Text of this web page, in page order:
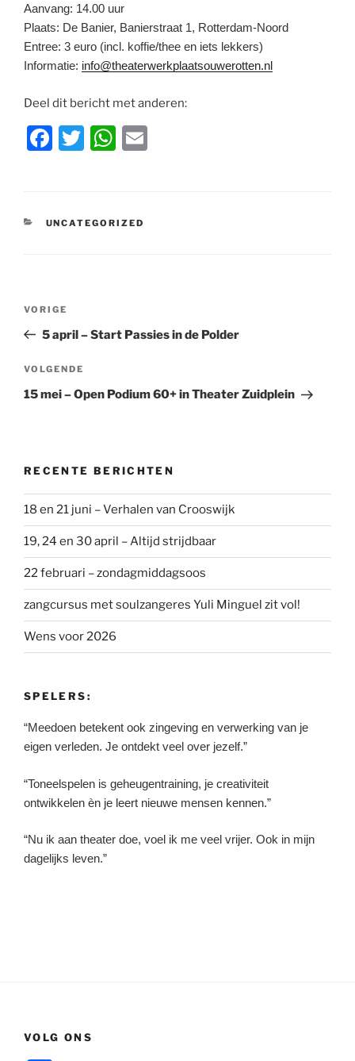
Aanvang: 14.00 uur
Plaats: De Banier, Banierstraat 1, Rotterdam-Noord
Entree: 3 euro (incl. koffie/thee en iets lekkers)
Informatie: info@theaterwerkplaatsouwerotten.nl
Deel dit bericht met anderen:
F
e
k
T
er
W
s
CATEGORIEËN
UNCATEGORIZED
Vorig
bericht
VORIGE
5 april – Start Passies in de Polder
Volgend
bericht
VOLGENDE
15 mei – Open Podium 60+ in Theater Zuidplein
RECENTE BERICHTEN
18 en 21 juni – Verhalen van Crooswijk
19, 24 en 30 april – Altijd strijdbaar
22 februari – zondagmiddagsoos
zangcursus met soulzangeres Yuli Minguel zit vol!
Wens voor 2026
SPELERS:
“Meedoen betekent ook zingeving en verwerking van je
eigen verleden. Je ontdekt veel over jezelf.”
“Toneelspelen is geheugentraining, je creativiteit
ontwikkelen èn je leert nieuwe mensen kennen.”
“Nu ik aan theater doe, voel ik me veel vrijer. Ook in mijn
dagelijks leven.”
VOLG ONS